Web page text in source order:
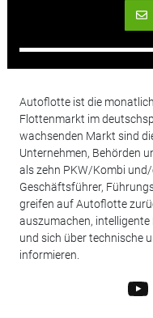
Autoflotte ist die
Flottenmarkt im
wachsenden Markt sind
Unternehmen, Behörden
als zehn PKW/Kombi
Geschäftsführer,
greifen auf Autoflotte
auszumachen,
und sich über technische
informieren.